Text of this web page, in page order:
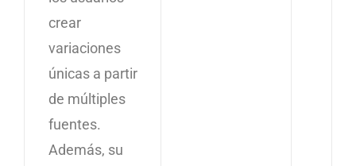
crear
variaciones
únicas a partir
de múltiples
fuentes.
Además, su